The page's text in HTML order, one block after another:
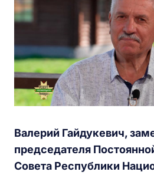
Валерий Гайдукевич,
председателя
Совета Республики